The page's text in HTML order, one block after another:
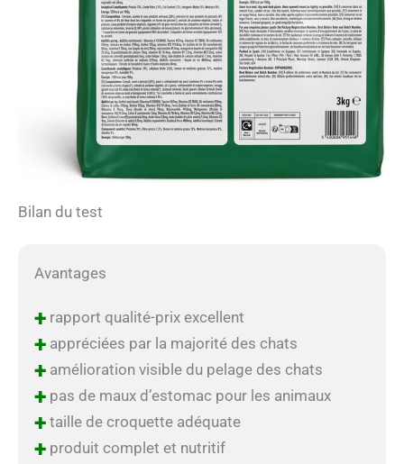
Bilan du test
Avantages
+rapport qualité-prix excellent
+appréciées par la majorité des chats
+amélioration visible du pelage des chats
+pas de maux d’estomac pour les animaux
+taille de croquette adéquate
+produit complet et nutritif